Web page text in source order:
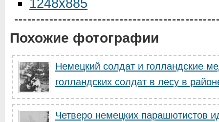
1248x885
Похожие фотографии
Немецкий солдат и голландские
голландских солдат в лесу в
Четверо немецких парашютистов